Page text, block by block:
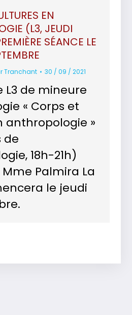
EN
(L3, JEUDI
SÉANCE LE
Tranchant 30 / 09 / 2021
L3 de mineure
« Corps et
anthropologie »
de
18h-21h)
Palmira La
le jeudi